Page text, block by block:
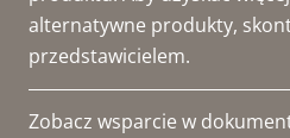
alternatywne produkty,
przedstawicielem.
Zobacz wsparcie w